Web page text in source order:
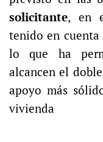
solicitante, en
tenido en cuenta
lo que ha
alcancen el
apoyo más
vivienda